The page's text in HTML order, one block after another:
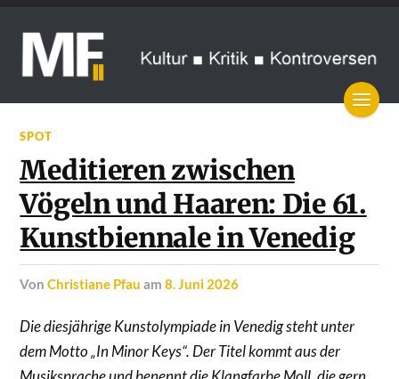
SPOT
Meditieren zwischen
Vögeln und Haaren: Die 61.
Kunstbiennale in Venedig
vonChristiane Pfau am8. Juni 2026
Die diesjährige Kunstolympiade in Venedig steht unter
dem Motto „In Minor Keys“. Der Titel kommt aus der